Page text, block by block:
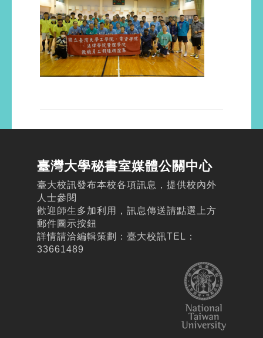
臺灣大學秘書室媒體公關中心
臺大校訊發布本校各項訊息，提供校內外
人士參閱
歡迎師生多加利用，訊息傳送請點選上方
郵件圖示按鈕
詳情請洽編輯策劃：臺大校訊TEL：
33661489